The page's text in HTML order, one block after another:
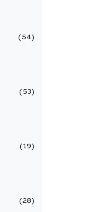
54
53
19
28